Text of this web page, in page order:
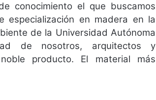
conocimiento el que buscamos
en madera en la
de la Universidad Autónoma
de nosotros, arquitectos y
producto. El material más